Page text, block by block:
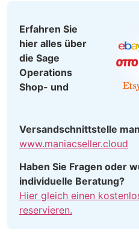
Erfahren Sie
hier alles über
die Sage
Operations
Shop- und
Versandschnittstelle
www.maniacseller.cloud
Haben Sie Fragen oder
individuelle Beratung?
Hier gleich einen
reservieren.